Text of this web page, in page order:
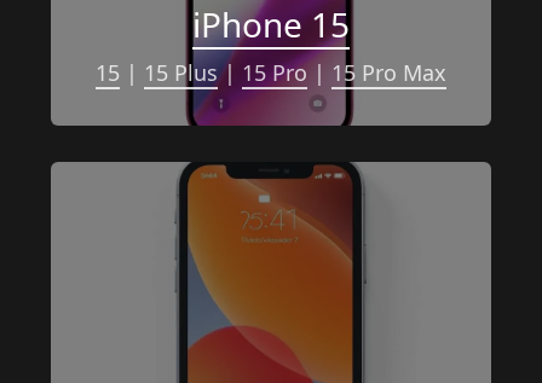
iPhone 15
15 | 15 Plus | 15 Pro | 15 Pro Max